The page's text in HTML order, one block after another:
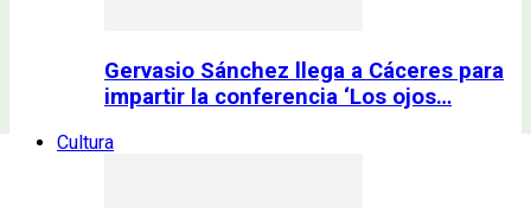
Gervasio Sánchez llega a Cáceres para
impartir la conferencia ‘Los ojos…
Cultura